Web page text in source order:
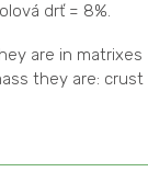
drť = 8%.
are in matrixes
they are: crust